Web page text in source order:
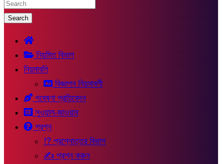
Search
নিয়মিত বিভাগ
নিয়মাবলি
বিজ্ঞাপন নিয়মাবলী
গবেষণা প্রতিবেদন
সুওয়াল-জাওয়াব
প্রশ্ন
⁉ প্রশ্নোত্তর বিভাগ
✍ প্রশ্ন করুন